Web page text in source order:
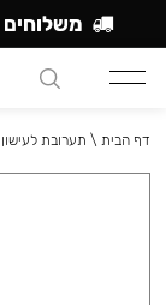
דף הבית \ תערובת לעישון
משלוחים